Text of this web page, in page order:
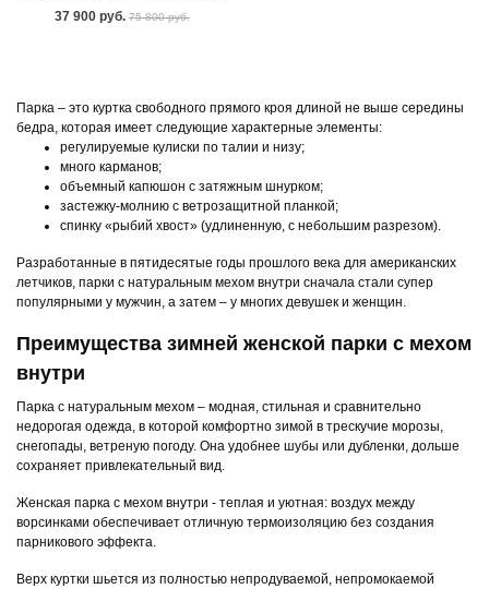
37 900 руб. 75 800 руб.
Парка – это куртка свободного прямого кроя длиной не выше середины
бедра, которая имеет следующие характерные элементы:
регулируемые кулиски по талии и низу;
много карманов;
объемный капюшон с затяжным шнурком;
застежку-молнию с ветрозащитной планкой;
спинку «рыбий хвост» (удлиненную, с небольшим разрезом).
Разработанные в пятидесятые годы прошлого века для американских
летчиков, парки с натуральным мехом внутри сначала стали супер
популярными у мужчин, а затем – у многих девушек и женщин.
Преимущества зимней женской парки с мехом
внутри
Парка с натуральным мехом – модная, стильная и сравнительно
недорогая одежда, в которой комфортно зимой в трескучие морозы,
снегопады, ветреную погоду. Она удобнее шубы или дубленки, дольше
сохраняет привлекательный вид.
Женская парка с мехом внутри - теплая и уютная: воздух между
ворсинками обеспечивает отличную термоизоляцию без создания
парникового эффекта.
Верх куртки шьется из полностью непродуваемой, непромокаемой